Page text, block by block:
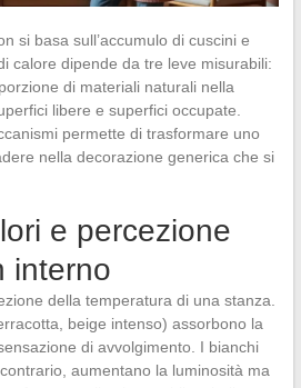
si basa sull’accumulo di cuscini e
calore dipende da tre leve misurabili:
di materiali naturali nella
libere e superfici occupate.
permette di trasformare uno
nella decorazione generica che si
e percezione
interno
della temperatura di una stanza.
beige intenso) assorbono la
di avvolgimento. I bianchi
aumentano la luminosità ma